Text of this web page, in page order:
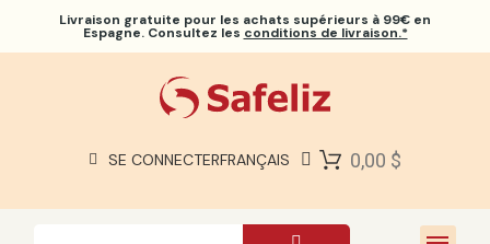
Livraison gratuite pour les achats supérieurs à 99€ en
Espagne. Consultez les conditions de livraison.*
SE CONNECTERFRANÇAIS 0,00 $